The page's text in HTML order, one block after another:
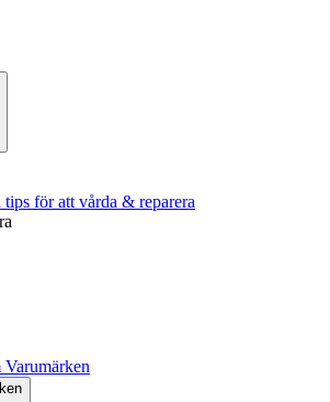
tips för att vårda & reparera